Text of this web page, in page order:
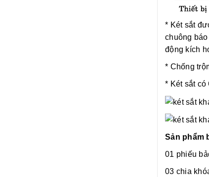
* Két sắt
chuông
động kích
* Chống
* Két sắt có
Sản phẩm
01 phiếu
03 chia